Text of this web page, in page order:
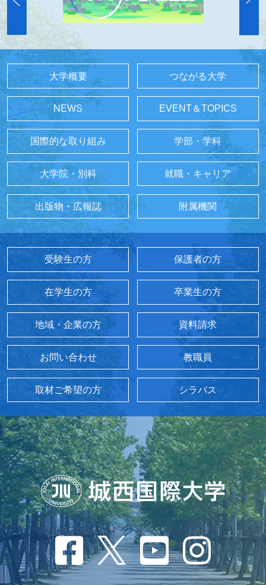
大学概要 つながる大学
NEWS EVENT＆TOPICS
国際的な取り組み 学部・学科
大学院・別科 就職・キャリア
出版物・広報誌 附属機関
受験生の方 保護者の方
在学生の方 卒業生の方
地域・企業の方 資料請求
お問い合わせ 教職員
取材ご希望の方 シラバス